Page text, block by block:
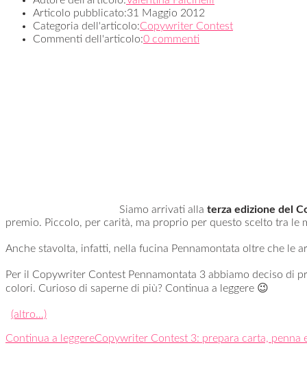
Articolo pubblicato:31 Maggio 2012
Categoria dell'articolo:Copywriter Contest
Commenti dell'articolo:0 commenti
Siamo arrivati alla terza edizione del
premio. Piccolo, per carità, ma proprio per questo scelto tra le
Anche stavolta, infatti, nella fucina Pennamontata oltre che le
Per il Copywriter Contest Pennamontata 3 abbiamo deciso di
colori. Curioso di saperne di più? Continua a leggere 😉
(altro…)
Continua a leggereCopywriter Contest 3: prepara carta, penna